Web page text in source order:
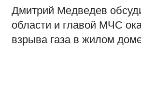
Дмитрий Медведев
области и главой МЧС
взрыва газа в жилом